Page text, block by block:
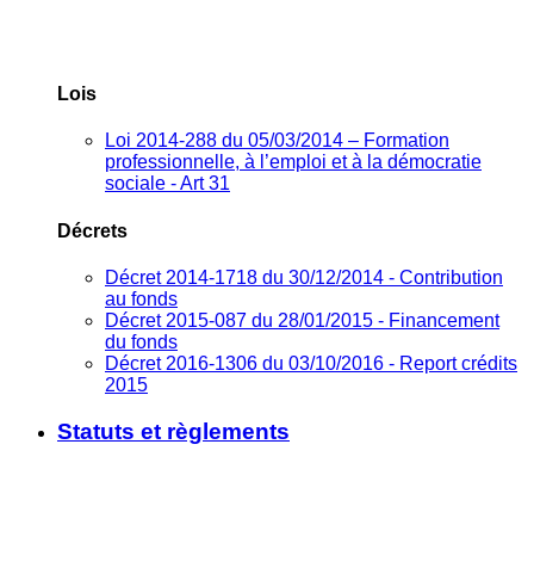
Lois
Loi 2014-288 du 05/03/2014 – Formation
professionnelle, à l’emploi et à la démocratie
sociale - Art 31
Décrets
Décret 2014-1718 du 30/12/2014 - Contribution
au fonds
Décret 2015-087 du 28/01/2015 - Financement
du fonds
Décret 2016-1306 du 03/10/2016 - Report crédits
2015
Statuts et règlements